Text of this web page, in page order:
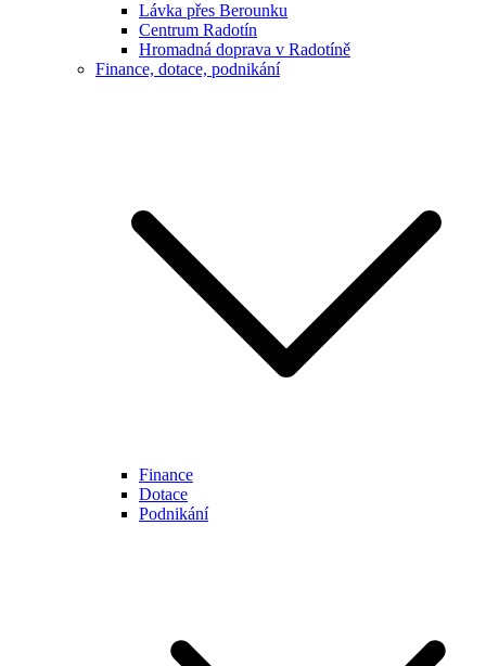
Lávka přes Berounku
Centrum Radotín
Hromadná doprava v Radotíně
Finance, dotace, podnikání
Finance
Dotace
Podnikání